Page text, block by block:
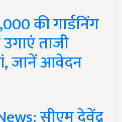
की गार्डनिंग
ताजी
जानें आवेदन